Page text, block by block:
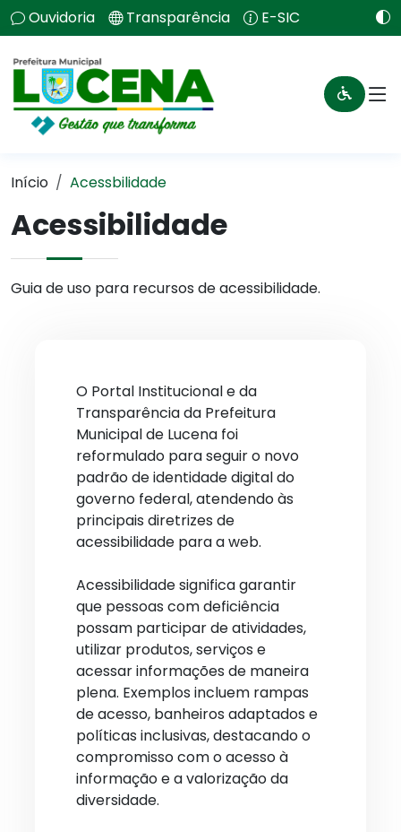
Ouvidoria Transparência E-SIC
Início Acessbilidade
Acessibilidade
Guia de uso para recursos de acessibilidade.
O Portal Institucional e da
Transparência da Prefeitura
Municipal de Lucena foi
reformulado para seguir o novo
padrão de identidade digital do
governo federal, atendendo às
principais diretrizes de
acessibilidade para a web.
Acessibilidade significa garantir
que pessoas com deficiência
possam participar de atividades,
utilizar produtos, serviços e
acessar informações de maneira
plena. Exemplos incluem rampas
de acesso, banheiros adaptados e
políticas inclusivas, destacando o
compromisso com o acesso à
informação e a valorização da
diversidade.